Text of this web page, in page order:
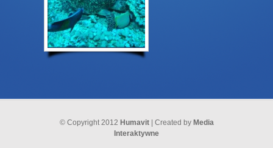
© Copyright 2012 Humavit| Created by Media
Interaktywne